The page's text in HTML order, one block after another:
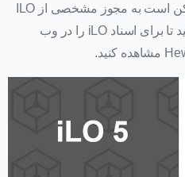
در مورد ویژگی های iLO (که ممکن است به مجوز مشخصی از ILO
نیاز داشته باشد)، اینجا را کلیک کنید تا برای اسناد iLO را در وب